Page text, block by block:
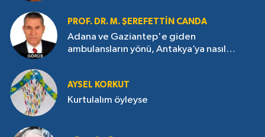
PROF. DR. M. ŞEREFETTIN CANDA
Adana ve Gaziantep'e giden
ambulansların yönü, Antakya’ya nasıl
AYSEL KORKUT
Kurtulalım öyleyse